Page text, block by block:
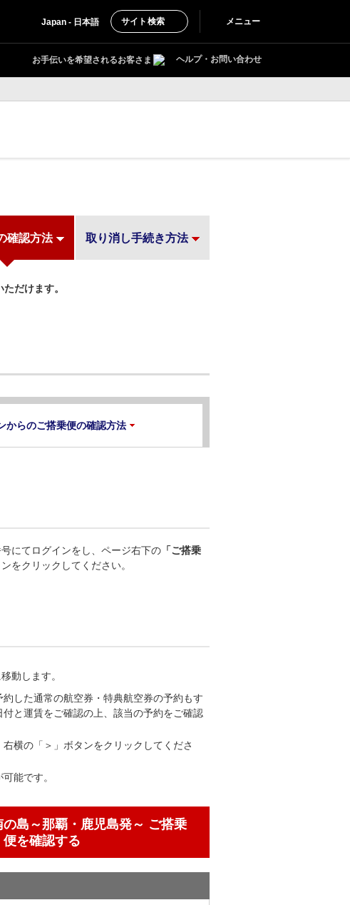
Japan - 日本語 サイト検索 メニュー
お手伝いを希望されるお客さま ヘルプ・お問い合わせ
確認方法 取り消し手続き方法
だけます。
からのご搭乗便の確認方法
にてログインをし、ページ右下の 「ご搭乗
をクリックしてください。
動します。
した通常の航空券・特典航空券の予約もす
と運賃をご確認の上、該当の予約をご確認
横の「＞」ボタンをクリックしてくださ
能です。
島～那覇・鹿児島発～ ご搭乗
便を確認する